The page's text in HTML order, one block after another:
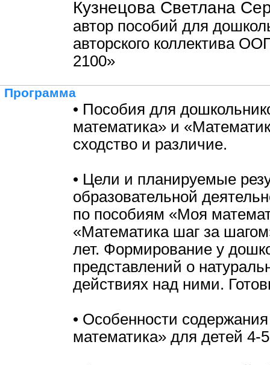
Кузнецова Светлана
автор пособий для
авторского коллектива
2100»
Программа
• Пособия для
математика» и
сходство и различие.
• Цели и планируемые
образовательной
по пособиям «Моя
«Математика шаг за
лет. Формирование у
представлений о
действиях над ними.
• Особенности
математика» для детей 4-